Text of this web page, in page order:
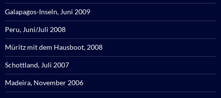
Galapagos-Inseln, Juni 2009
Peru, Juni/Juli 2008
Müritz mit dem Hausboot, 2008
Schottland, Juli 2007
Madeira, November 2006